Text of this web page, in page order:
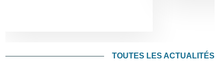
TOUTES LES ACTUALITÉS